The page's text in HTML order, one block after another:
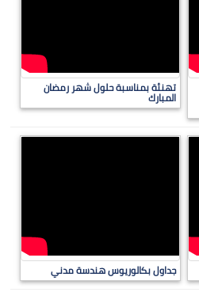
تهنئة بمناسبة حلول شهر رمضان
المبارك
جداول بكالوريوس هندسة مدني